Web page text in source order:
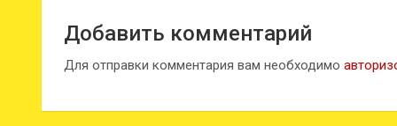
Добавить комментарий
Для отправки комментария вам необходимо